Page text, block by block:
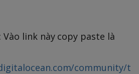
Vào link này copy paste là
community/t